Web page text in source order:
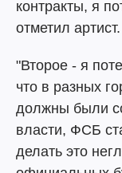
контракты, я
отметил артист.
"Второе - я
что в разных
должны были
власти, ФСБ
делать это